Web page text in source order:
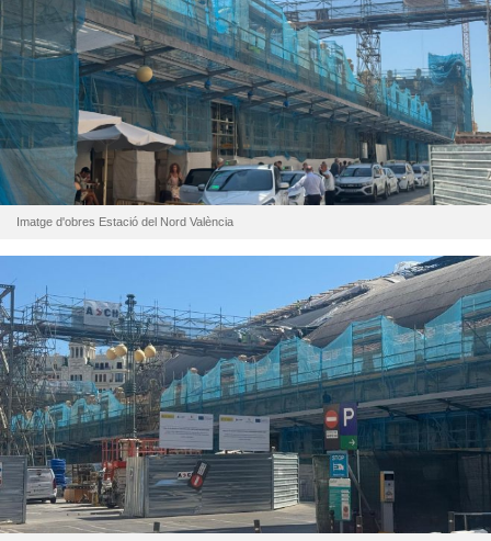
Imatge d'obres Estació del Nord València